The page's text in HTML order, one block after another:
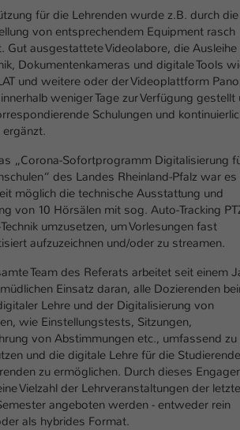
für die Lehrenden wurde z.B. durch die
von entsprechendem Equipment rasch
Gut ausgestattete Videolabore, die
Dokumentenkameras und digitale Tools
und weitere oder der Videoplattform
weniger Tage zur Verfügung gestellt
Schulungen und
„Corona-Sofortprogramm Digitalisierung
des Landes Rheinland-Pfalz war es
möglich die technische Ausstattung und
von 10 Hörsälen mit sog. Auto-Tracking
umzusetzen, um Vorlesungen fast
aufzuzeichnen und/oder zu streamen.
Team des Referats arbeitet seit einem
Einsatz daran, alle Dozierenden
Lehre und der Digitalisierung von
wie Einstellungstests, Sitzungen,
von Abstimmungen etc., umfassend zu
und die digitale Lehre für die
zu ermöglichen. Durch dieses
Vielzahl der Lehrveranstaltungen der
angeboten werden - entweder rein
als hybrides Format.